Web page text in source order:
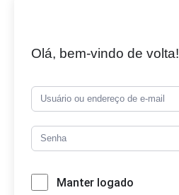
Olá, bem-vindo de volta!
Manter logado